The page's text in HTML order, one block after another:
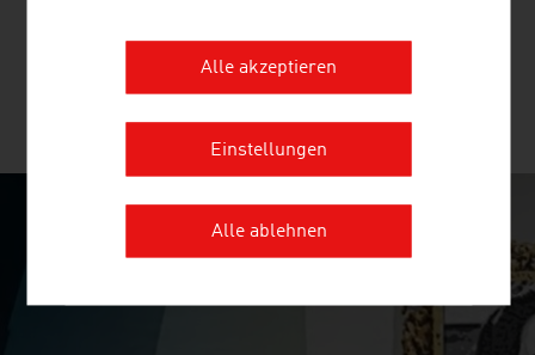
MEHR UNTERNEHMEN
video abspielen
Alle akzeptieren
Einstellungen
Alle ablehnen